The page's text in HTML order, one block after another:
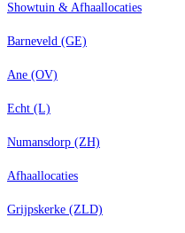
Showtuin & Afhaallocaties
Barneveld (GE)
Ane (OV)
Echt (L)
Numansdorp (ZH)
Afhaallocaties
Grijpskerke (ZLD)